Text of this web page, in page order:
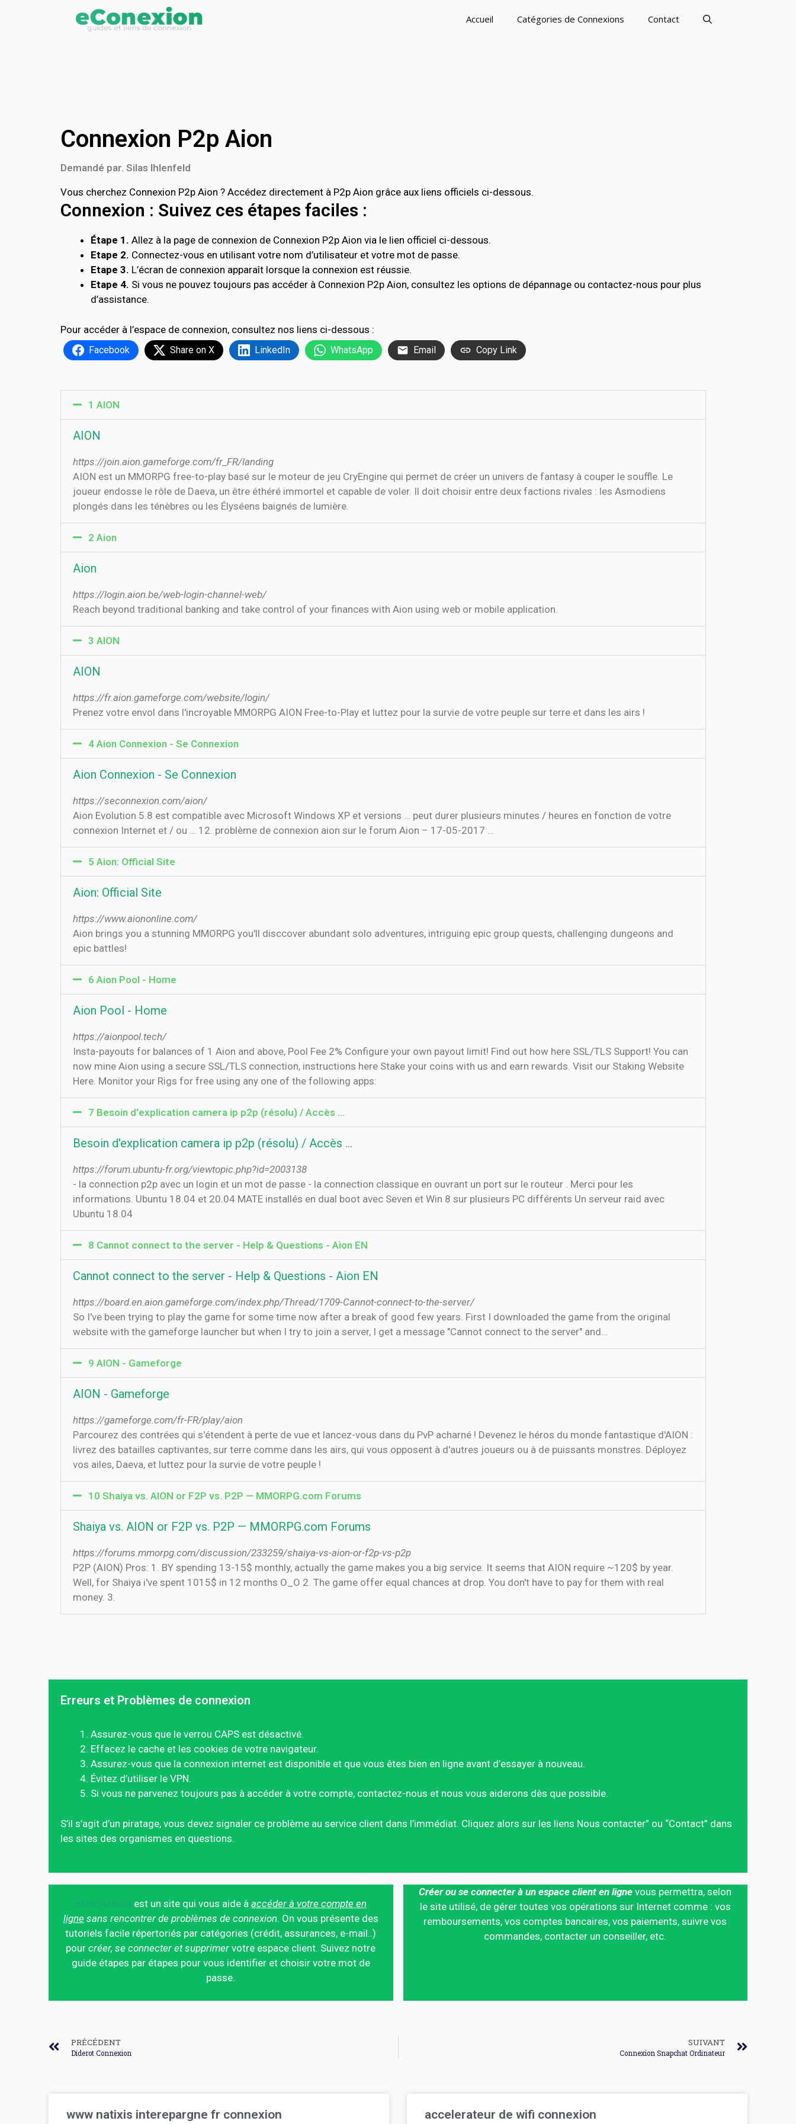
Accueil Catégories de Connexions Contact
Connexion P2p Aion
Demandé par. Silas Ihlenfeld
Vous cherchez Connexion P2p Aion ? Accédez directement à P2p Aion grâce aux liens officiels ci-dessous.
Connexion : Suivez ces étapes faciles :
Étape 1. Allez à la page de connexion de Connexion P2p Aion via le lien officiel ci-dessous.
Etape 2. Connectez-vous en utilisant votre nom d’utilisateur et votre mot de passe.
Etape 3. L’écran de connexion apparaît lorsque la connexion est réussie.
Etape 4. Si vous ne pouvez toujours pas accéder à Connexion P2p Aion, consultez les options de dépannage ou contactez-nous pour plus
d’assistance.
Pour accéder à l’espace de connexion, consultez nos liens ci-dessous :
Facebook Share on X LinkedIn WhatsApp Email Copy Link
1 AION
AION
https://join.aion.gameforge.com/fr_FR/landing
AION est un MMORPG free-to-play basé sur le moteur de jeu CryEngine qui permet de créer un univers de fantasy à couper le souffle. Le
joueur endosse le rôle de Daeva, un être éthéré immortel et capable de voler. Il doit choisir entre deux factions rivales : les Asmodiens
plongés dans les ténèbres ou les Élyséens baignés de lumière.
2 Aion
Aion
https://login.aion.be/web-login-channel-web/
Reach beyond traditional banking and take control of your finances with Aion using web or mobile application.
3 AION
AION
https://fr.aion.gameforge.com/website/login/
Prenez votre envol dans l'incroyable MMORPG AION Free-to-Play et luttez pour la survie de votre peuple sur terre et dans les airs !
4 Aion Connexion - Se Connexion
Aion Connexion - Se Connexion
https://seconnexion.com/aion/
Aion Evolution 5.8 est compatible avec Microsoft Windows XP et versions … peut durer plusieurs minutes / heures en fonction de votre
connexion Internet et / ou … 12. problème de connexion aion sur le forum Aion – 17-05-2017 …
5 Aion: Official Site
Aion: Official Site
https://www.aiononline.com/
Aion brings you a stunning MMORPG you'll disccover abundant solo adventures, intriguing epic group quests, challenging dungeons and
epic battles!
6 Aion Pool - Home
Aion Pool - Home
https://aionpool.tech/
Insta-payouts for balances of 1 Aion and above, Pool Fee 2% Configure your own payout limit! Find out how here SSL/TLS Support! You can
now mine Aion using a secure SSL/TLS connection, instructions here Stake your coins with us and earn rewards. Visit our Staking Website
Here. Monitor your Rigs for free using any one of the following apps:
7 Besoin d'explication camera ip p2p (résolu) / Accès ...
Besoin d'explication camera ip p2p (résolu) / Accès ...
https://forum.ubuntu-fr.org/viewtopic.php?id=2003138
- la connection p2p avec un login et un mot de passe - la connection classique en ouvrant un port sur le routeur . Merci pour les
informations. Ubuntu 18.04 et 20.04 MATE installés en dual boot avec Seven et Win 8 sur plusieurs PC différents Un serveur raid avec
Ubuntu 18.04
8 Cannot connect to the server - Help & Questions - Aion EN
Cannot connect to the server - Help & Questions - Aion EN
https://board.en.aion.gameforge.com/index.php/Thread/1709-Cannot-connect-to-the-server/
So I've been trying to play the game for some time now after a break of good few years. First I downloaded the game from the original
website with the gameforge launcher but when I try to join a server, I get a message "Cannot connect to the server" and…
9 AION - Gameforge
AION - Gameforge
https://gameforge.com/fr-FR/play/aion
Parcourez des contrées qui s'étendent à perte de vue et lancez-vous dans du PvP acharné ! Devenez le héros du monde fantastique d'AION :
livrez des batailles captivantes, sur terre comme dans les airs, qui vous opposent à d'autres joueurs ou à de puissants monstres. Déployez
vos ailes, Daeva, et luttez pour la survie de votre peuple !
10 Shaiya vs. AION or F2P vs. P2P — MMORPG.com Forums
Shaiya vs. AION or F2P vs. P2P — MMORPG.com Forums
https://forums.mmorpg.com/discussion/233259/shaiya-vs-aion-or-f2p-vs-p2p
P2P (AION) Pros: 1. BY spending 13-15$ monthly, actually the game makes you a big service. It seems that AION require ~120$ by year.
Well, for Shaiya i've spent 1015$ in 12 months O_O 2. The game offer equal chances at drop. You don't have to pay for them with real
money. 3.
Erreurs et Problèmes de connexion
Assurez-vous que le verrou CAPS est désactivé.
Effacez le cache et les cookies de votre navigateur.
Assurez-vous que la connexion internet est disponible et que vous êtes bien en ligne avant d’essayer à nouveau.
Évitez d’utiliser le VPN.
Si vous ne parvenez toujours pas à accéder à votre compte, contactez-nous et nous vous aiderons dès que possible.
S’il s’agit d’un piratage, vous devez signaler ce problème au service client dans l’immédiat. Cliquez alors sur les liens Nous contacter” ou “Contact” dans
les sites des organismes en questions.
est un site qui vous aide à accéder à votre compte en
ligne sans rencontrer de problèmes de connexion. On vous présente des
tutoriels facile répertoriés par catégories (crédit, assurances, e-mail..)
pourcréer, se connecter et supprimer votre espace client. Suivez notre
guide étapes par étapes pour vous identifier et choisir votre mot de
passe.
Créer ou se connecter à un espace client en ligne vous permettra, selon
le site utilisé, de gérer toutes vos opérations sur Internet comme : vos
remboursements, vos comptes bancaires, vos paiements, suivre vos
commandes, contacter un conseiller, etc.
PRÉCÉDENT
Diderot Connexion
SUIVANT
Connexion Snapchat Ordinateur
www natixis interepargne fr connexion accelerateur de wifi connexion